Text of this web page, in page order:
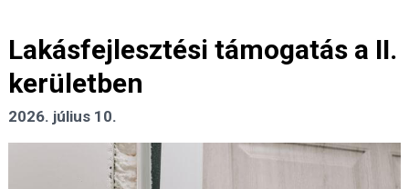
Lakásfejlesztési támogatás a II.
kerületben
2026. július 10.